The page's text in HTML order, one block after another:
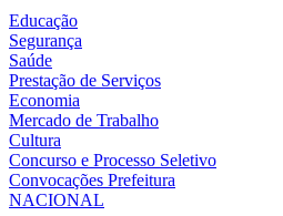
Educação
Segurança
Saúde
Prestação de Serviços
Economia
Mercado de Trabalho
Cultura
Concurso e Processo Seletivo
Convocações Prefeitura
NACIONAL